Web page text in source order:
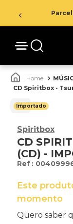
CD Spiritbox -
Importado
Spiritbox
CD
(CD) -
:
Este
momento
Quero saber